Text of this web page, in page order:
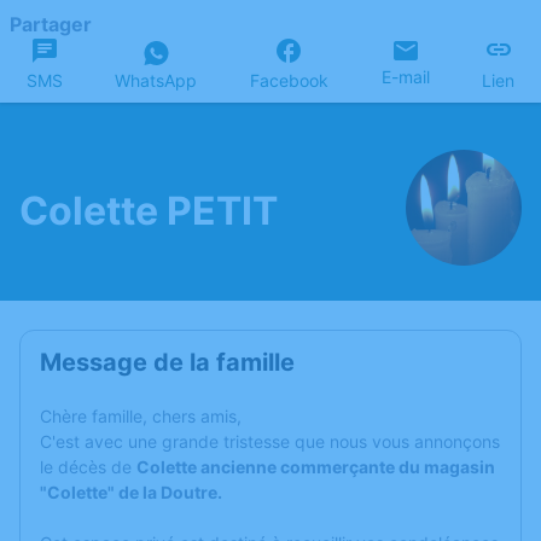
Partager
SMS WhatsApp Facebook E-mail Lien
Colette PETIT
Message de la famille
Chère famille, chers amis,
C'est avec une grande tristesse que nous vous annonçons
le décès de Colette ancienne commerçante du magasin
"Colette" de la Doutre.